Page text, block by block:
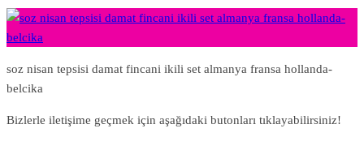
soz nisan tepsisi damat fincani ikili set almanya fransa hollanda-
belcika
Bizlerle iletişime geçmek için aşağıdaki butonları tıklayabilirsiniz!